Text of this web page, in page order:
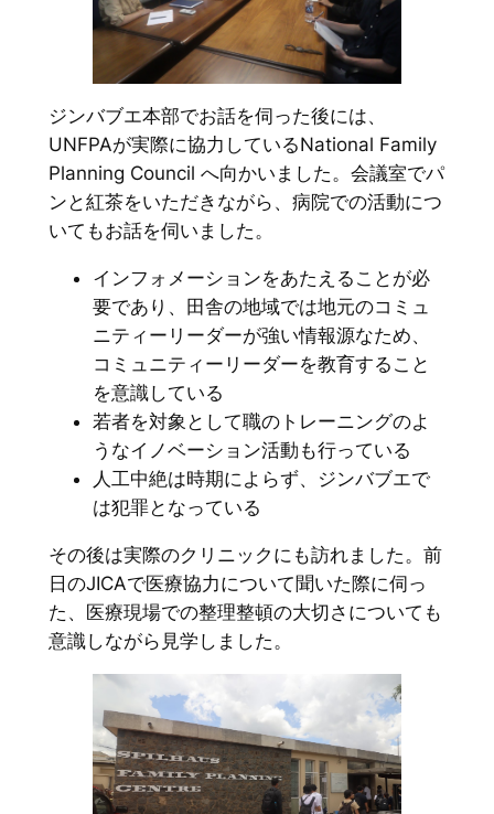
ジンバブエ本部でお話を伺った後には、
UNFPAが実際に協力しているNational Family
Planning Council へ向かいました。会議室でパ
ンと紅茶をいただきながら、病院での活動につ
いてもお話を伺いました。
インフォメーションをあたえることが必
要であり、田舎の地域では地元のコミュ
ニティーリーダーが強い情報源なため、
コミュニティーリーダーを教育すること
を意識している
若者を対象として職のトレーニングのよ
うなイノベーション活動も行っている
人工中絶は時期によらず、ジンバブエで
は犯罪となっている
その後は実際のクリニックにも訪れました。前
日のJICAで医療協力について聞いた際に伺っ
た、医療現場での整理整頓の大切さについても
意識しながら見学しました。